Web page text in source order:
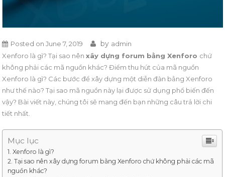
Posted onJune 7, 2019 by admin
Xenforo là gì? Tại sao nênxây dựng forum bằng Xenforo chứ
không phải các mã nguồn khác? Điểm thu hút của mã nguồn
Xenforo là gì? Các bước để xây dựng một diễn đàn bằng Xenforo
như thế nào? Tại sao mã nguồn này lại được sử dụng phổ biến đến
vậy? Bài viết này, chúng tôi sẽ mang đến bạn những câu trả lời chi
tiết nhất.
Mục lục
Xenforo là gì?
Tại sao nên xây dựng forum bằng Xenforo chứ không phải các mã
nguồn khác?